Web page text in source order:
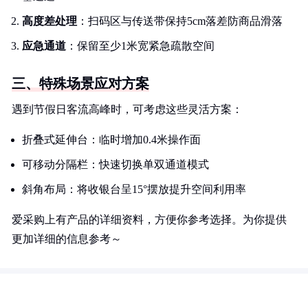
高度差处理 ：扫码区与传送带保持5cm落差防商品滑落
应急通道 ：保留至少1米宽紧急疏散空间
三、特殊场景应对方案
遇到节假日客流高峰时，可考虑这些灵活方案：
折叠式延伸台：临时增加0.4米操作面
可移动分隔栏：快速切换单双通道模式
斜角布局：将收银台呈15°摆放提升空间利用率
爱采购上有产品的详细资料，方便你参考选择。为你提供
更加详细的信息参考～